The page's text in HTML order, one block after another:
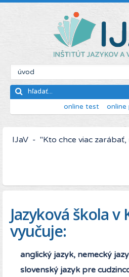
online test online
IJaV - "Kto chce viac zarábať,
Jazyková škola v
vyučuje:
anglický jazyk, nemecký
slovenský jazyk pre